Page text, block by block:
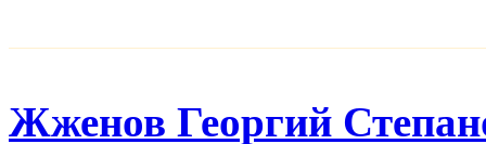
Жженов Георгий